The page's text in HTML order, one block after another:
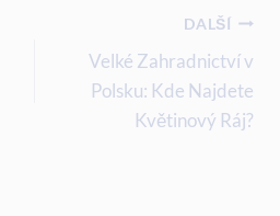
DALŠÍ
Velké Zahradnictví v
Polsku: Kde Najdete
Květinový Ráj?